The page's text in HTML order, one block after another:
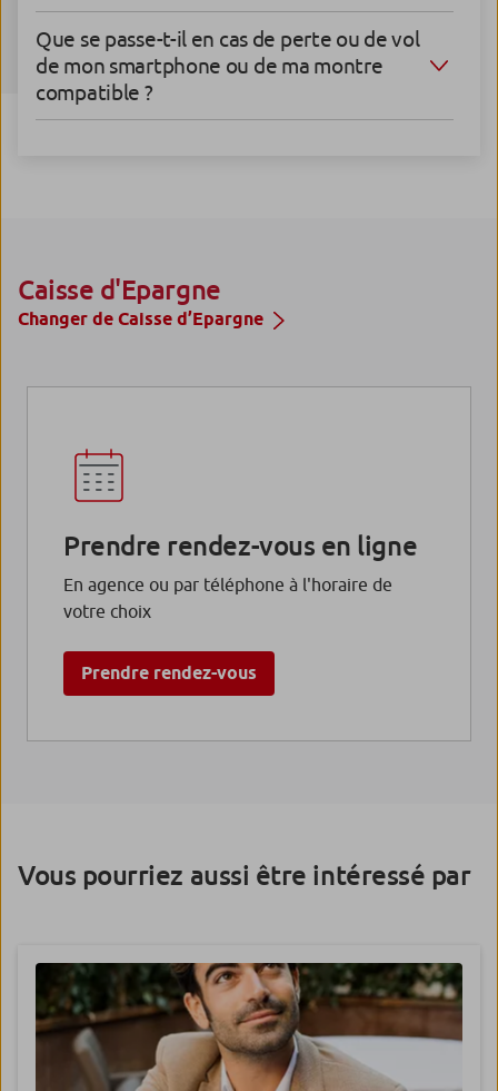
Que se passe-t-il en cas de perte ou de vol
de mon smartphone ou de ma montre
compatible ?
Caisse d'Epargne
Changer de Caisse d’Epargne
Prendre rendez-vous en ligne
En agence ou par téléphone à l'horaire de
votre choix
Prendre rendez-vous
Vous pourriez aussi être intéressé par